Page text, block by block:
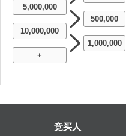
5,000,000
500,000
10,000,000
1,000,000
+
竞买人